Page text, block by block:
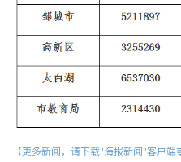
【更多新闻，请下载"海报新闻"客户端